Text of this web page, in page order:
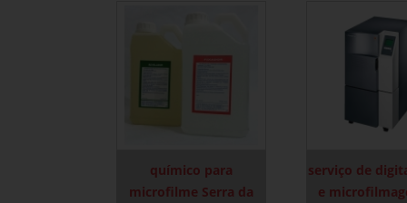
químico para
microfilme Serra da
serviço de
e